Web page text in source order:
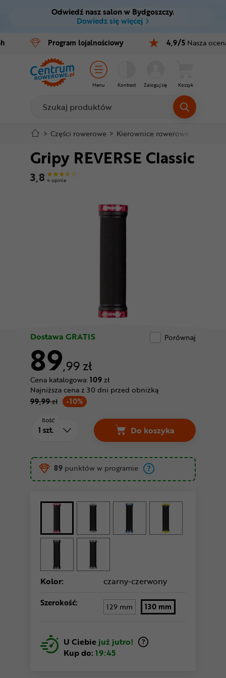
Ctrl M
Menu główne
Informacje o produkcie
Do koszyka
Szczegółowe informacje
Stopka
Odwiedź nasz salon w Bydgoszczy.
Dowiedz się więcej
Program lojalnościowy 4,9/5 Nasza
Menu Kontrast Zaloguj się Koszyk
Rowery
E-bike
Części
Akcesoria
Odzież
Kaski
Buty
> Części rowerowe > Kierownice rowerowe
Gripy REVERSE Classic
3,8 4 opinie
Dostawa GRATIS Porównaj
89,99 zł
Cena katalogowa: 109zł
-10%
Najniższa cena z 30 dni przed obniżką
99,99zł
Ilość
Do koszyka
Gripy REVERSE
89 punktów w programie
Kolor: czarny-czerwony
Szerokość: 129 mm 130 mm
U Ciebie już jutro!
Kup do: 19:45